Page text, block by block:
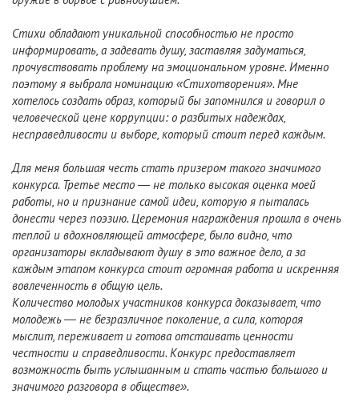
Стихи обладают уникальной способностью не просто
информировать, а задевать душу, заставляя задуматься,
прочувствовать проблему на эмоциональном уровне. Именно
поэтому я выбрала номинацию «Стихотворения». Мне
хотелось создать образ, который бы запомнился и говорил о
человеческой цене коррупции: о разбитых надеждах,
несправедливости и выборе, который стоит перед каждым.
Для меня большая честь стать призером такого значимого
конкурса. Третье место — не только высокая оценка моей
работы, но и признание самой идеи, которую я пыталась
донести через поэзию. Церемония награждения прошла в очень
теплой и вдохновляющей атмосфере, было видно, что
организаторы вкладывают душу в это важное дело, а за
каждым этапом конкурса стоит огромная работа и искренняя
вовлеченность в общую цель.
Количество молодых участников конкурса доказывает, что
молодежь — не безразличное поколение, а сила, которая
мыслит, переживает и готова отстаивать ценности
честности и справедливости. Конкурс предоставляет
возможность быть услышанным и стать частью большого и
значимого разговора в обществе».